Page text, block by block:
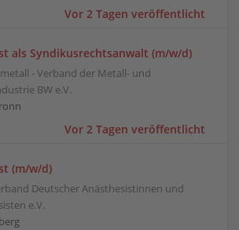
Vor 2 Tagen veröffentlicht
als Syndikusrechtsanwalt (m/w/d)
- Verband der Metall- und
BW e.V.
Vor 2 Tagen veröffentlicht
(m/w/d)
Deutscher Anästhesistinnen und
e.V.